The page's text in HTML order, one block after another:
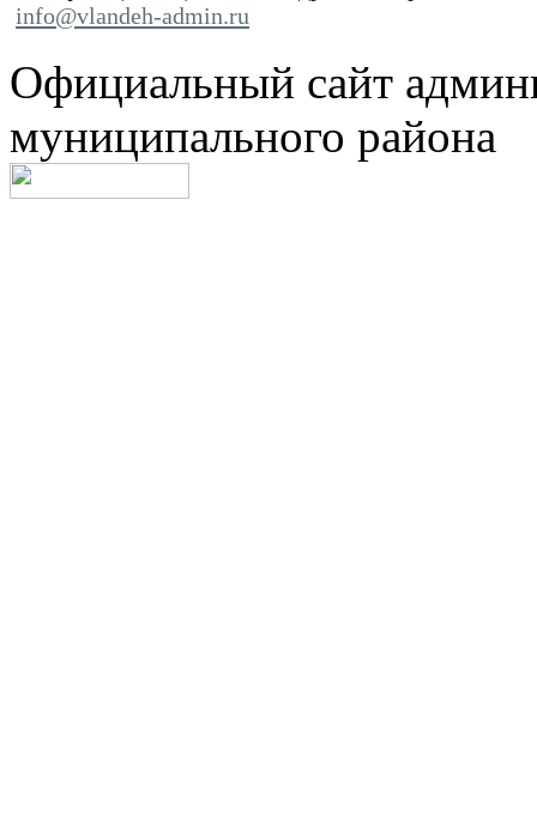
info@vlandeh-admin.ru
Официальный сайт
муниципального района